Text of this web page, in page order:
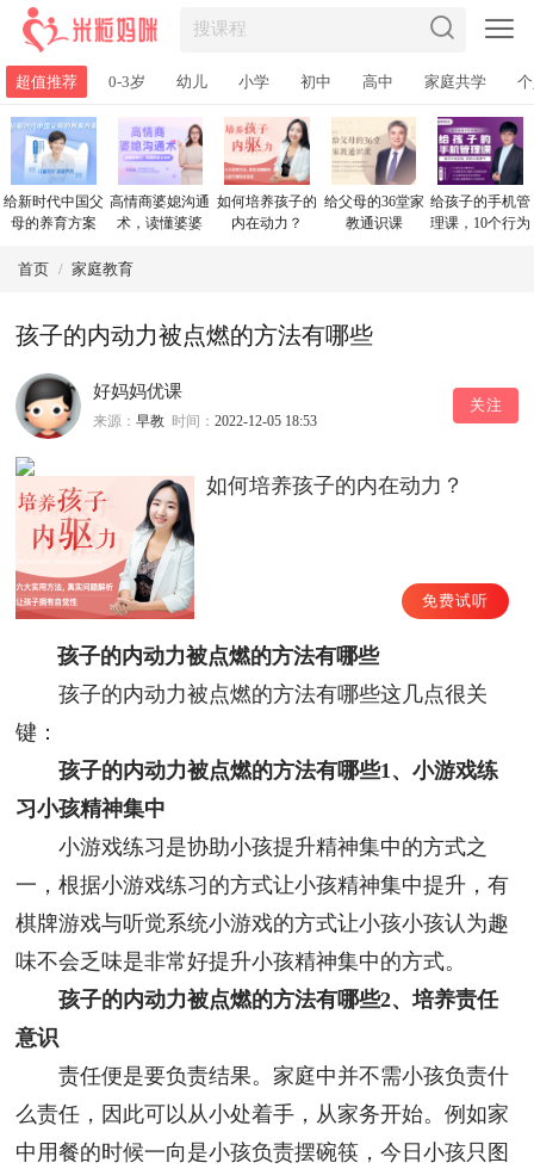
超值推荐 0-3岁 幼儿 小学 初中 高中 家庭共学
给新时代中国父
母的养育方案
高情商婆媳沟通
术，读懂婆婆
如何培养孩子的
内在动力？
给父母的36堂家
教通识课
给孩子的手机管
理课，10个行为
首页 / 家庭教育
孩子的内动力被点燃的方法有哪些
好妈妈优课
关注
来源： 早教 时间： 2022-12-05 18:53
如何培养孩子的内在动力？
免费试听
孩子的内动力被点燃的方法有哪些
孩子的内动力被点燃的方法有哪些这几点很关
键：
孩子的内动力被点燃的方法有哪些1、小游戏练
习小孩精神集中
小游戏练习是协助小孩提升精神集中的方式之
一，根据小游戏练习的方式让小孩精神集中提升，有
棋牌游戏与听觉系统小游戏的方式让小孩小孩认为趣
味不会乏味是非常好提升小孩精神集中的方式。
孩子的内动力被点燃的方法有哪些2、培养责任
意识
责任便是要负责结果。家庭中并不需小孩负责什
么责任，因此可以从小处着手，从家务开始。例如家
中用餐的时候一向是小孩负责摆碗筷，今日小孩只图